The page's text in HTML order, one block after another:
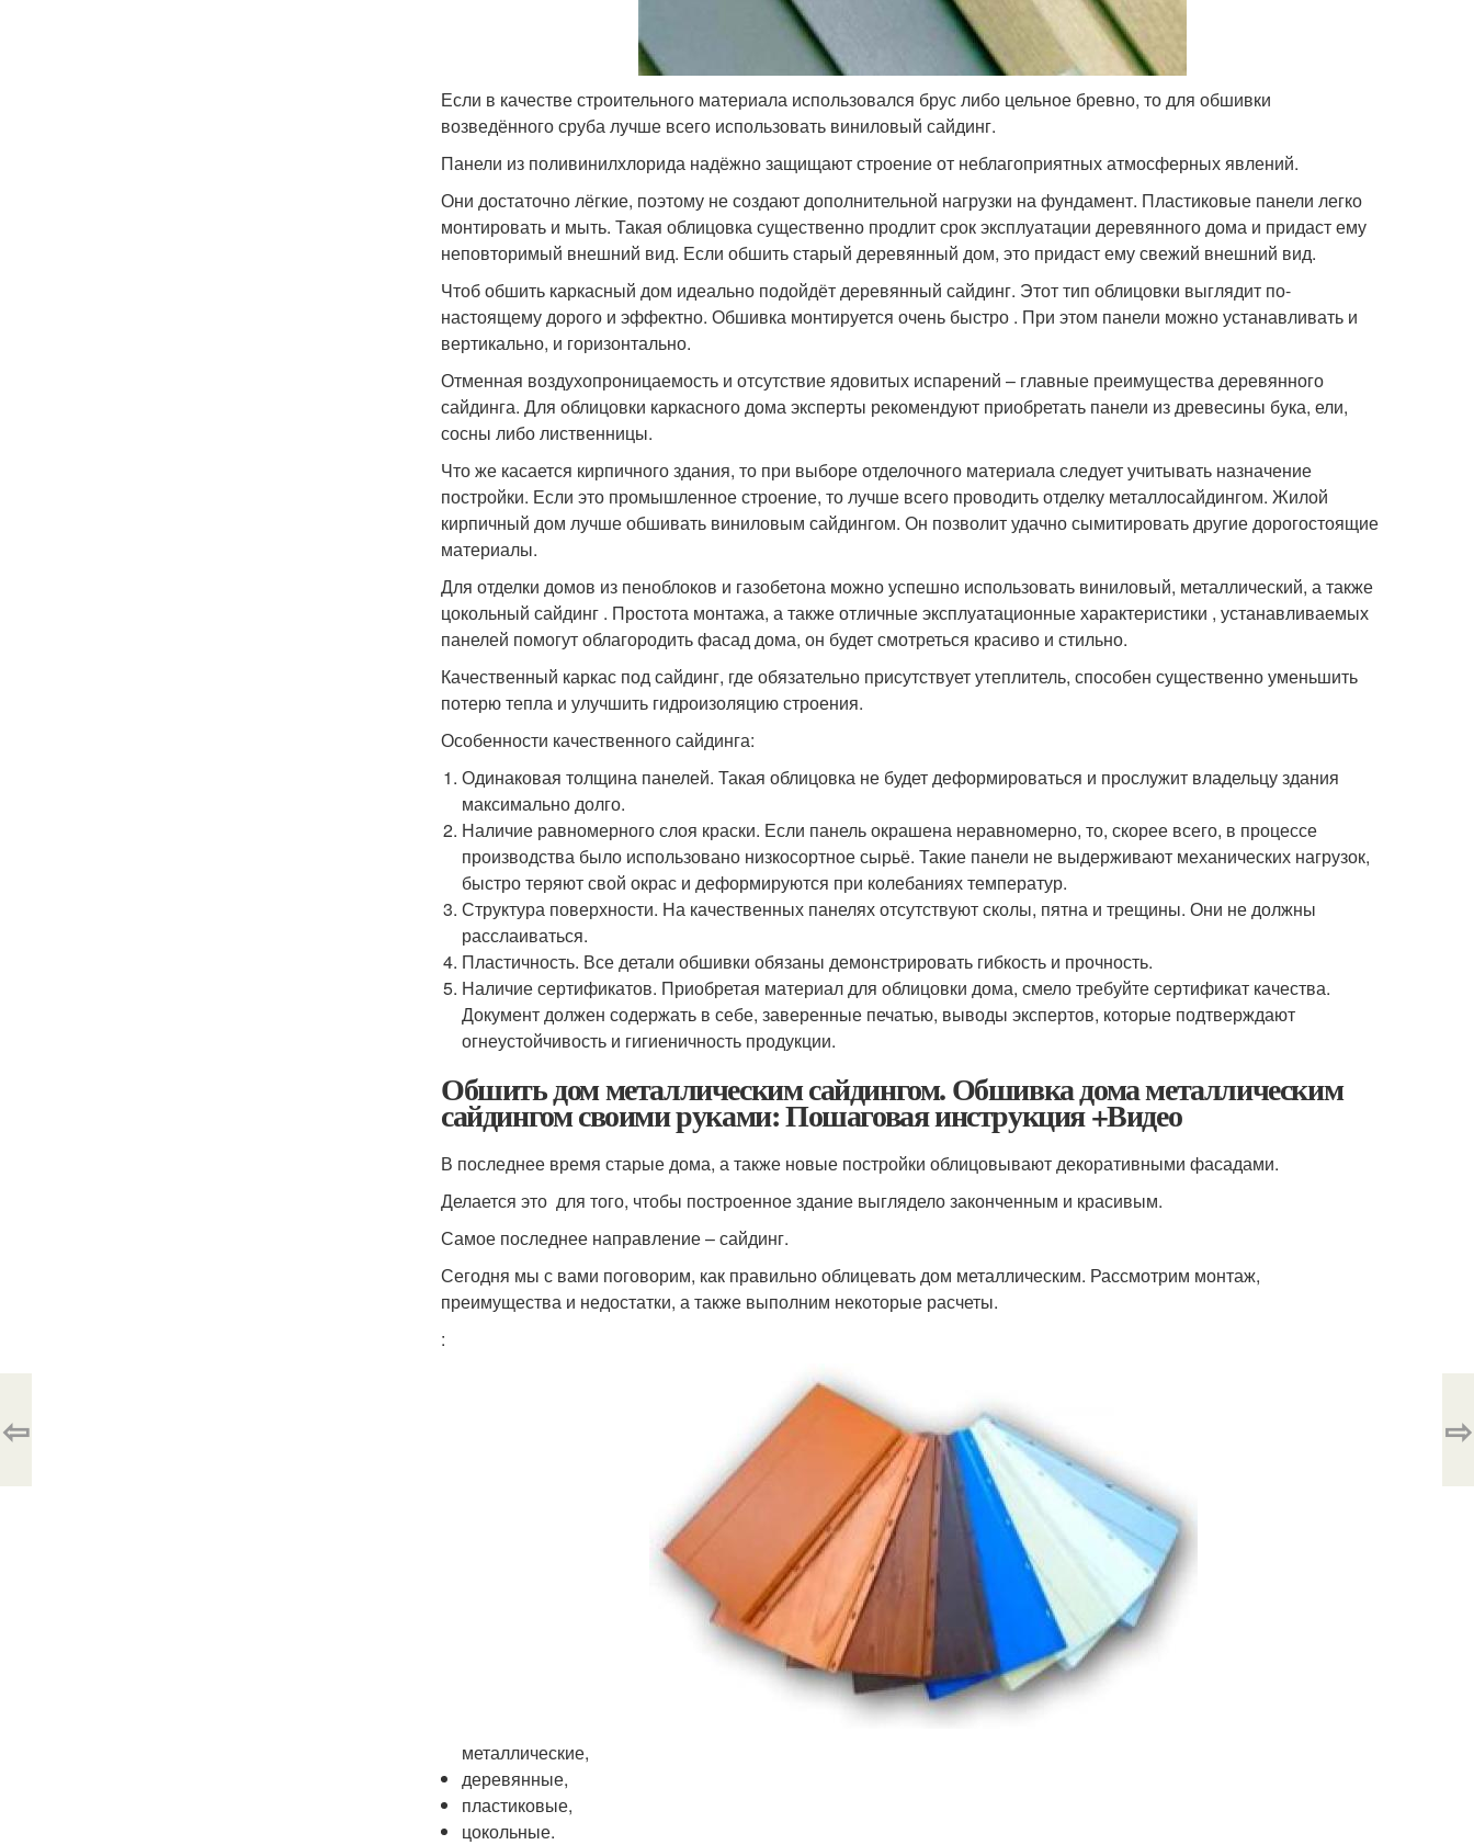
Если в качестве строительного материала использовался брус либо цельное бревно, то для обшивки
возведённого сруба лучше всего использовать виниловый сайдинг.
Панели из поливинилхлорида надёжно защищают строение от неблагоприятных атмосферных явлений.
Они достаточно лёгкие, поэтому не создают дополнительной нагрузки на фундамент. Пластиковые панели легко
монтировать и мыть. Такая облицовка существенно продлит срок эксплуатации деревянного дома и придаст ему
неповторимый внешний вид. Если обшить старый деревянный дом, это придаст ему свежий внешний вид.
Чтоб обшить каркасный дом идеально подойдёт деревянный сайдинг. Этот тип облицовки выглядит по-
настоящему дорого и эффектно. Обшивка монтируется очень быстро . При этом панели можно устанавливать и
вертикально, и горизонтально.
Отменная воздухопроницаемость и отсутствие ядовитых испарений – главные преимущества деревянного
сайдинга. Для облицовки каркасного дома эксперты рекомендуют приобретать панели из древесины бука, ели,
сосны либо лиственницы.
Что же касается кирпичного здания, то при выборе отделочного материала следует учитывать назначение
постройки. Если это промышленное строение, то лучше всего проводить отделку металлосайдингом. Жилой
кирпичный дом лучше обшивать виниловым сайдингом. Он позволит удачно сымитировать другие дорогостоящие
материалы.
Для отделки домов из пеноблоков и газобетона можно успешно использовать виниловый, металлический, а также
цокольный сайдинг . Простота монтажа, а также отличные эксплуатационные характеристики , устанавливаемых
панелей помогут облагородить фасад дома, он будет смотреться красиво и стильно.
Качественный каркас под сайдинг, где обязательно присутствует утеплитель, способен существенно уменьшить
потерю тепла и улучшить гидроизоляцию строения.
Особенности качественного сайдинга:
Одинаковая толщина панелей. Такая облицовка не будет деформироваться и прослужит владельцу здания
максимально долго.
Наличие равномерного слоя краски. Если панель окрашена неравномерно, то, скорее всего, в процессе
производства было использовано низкосортное сырьё. Такие панели не выдерживают механических нагрузок,
быстро теряют свой окрас и деформируются при колебаниях температур.
Структура поверхности. На качественных панелях отсутствуют сколы, пятна и трещины. Они не должны
расслаиваться.
Пластичность. Все детали обшивки обязаны демонстрировать гибкость и прочность.
Наличие сертификатов. Приобретая материал для облицовки дома, смело требуйте сертификат качества.
Документ должен содержать в себе, заверенные печатью, выводы экспертов, которые подтверждают
огнеустойчивость и гигиеничность продукции.
Обшить дом металлическим сайдингом. Обшивка дома металлическим
сайдингом своими руками: Пошаговая инструкция +Видео
В последнее время старые дома, а также новые постройки облицовывают декоративными фасадами.
Делается это для того, чтобы построенное здание выглядело законченным и красивым.
Самое последнее направление – сайдинг.
Сегодня мы с вами поговорим, как правильно облицевать дом металлическим. Рассмотрим монтаж,
преимущества и недостатки, а также выполним некоторые расчеты.
:
металлические,
деревянные,
пластиковые,
цокольные.
⇦ ⇨